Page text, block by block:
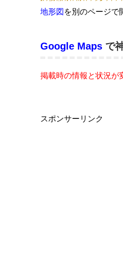
地形図 を別のページで
Google Maps で
掲載時の情報と状況が
スポンサーリンク